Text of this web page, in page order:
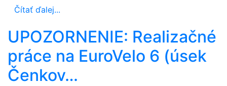
Čítať ďalej...
UPOZORNENIE: Realizačné
práce na EuroVelo 6 (úsek
Čenkov…